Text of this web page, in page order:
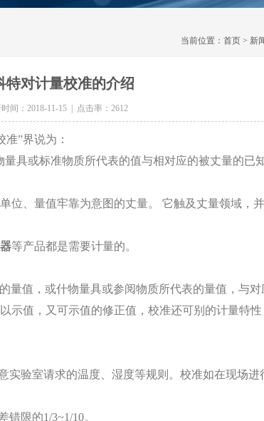
当前位置： 首页 > 新
特对计量校准的介绍
间：2018-11-15 | 点击率：2612
”界说为：
具或标准物质所代表的值与相对应的被丈量的已
位、量值牢靠为意图的丈量。 它触及丈量领域，
等产品都是需要计量的。
量值，或什物量具或参阅物质所代表的量值，与
示值，又可示值的修正值，校准还可别的计量特性
实验室请求的温度、湿度等规则。校准如在现场
限的1/3~1/10。